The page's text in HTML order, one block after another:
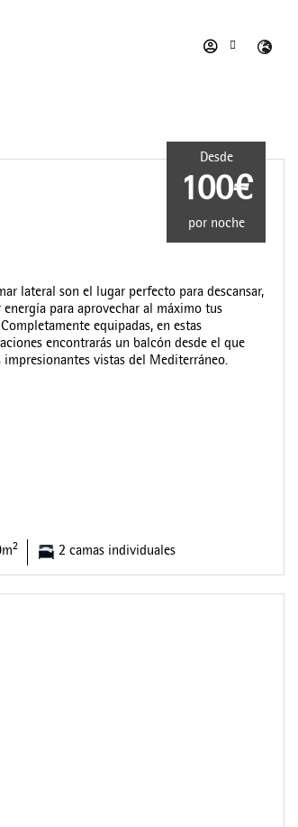
2 2 camas individuales
Desde
100€
por noche
lateral son el lugar perfecto para descansar,
para aprovechar al máximo tus
equipadas, en estas
encontrarás un balcón desde el que
vistas del Mediterráneo.